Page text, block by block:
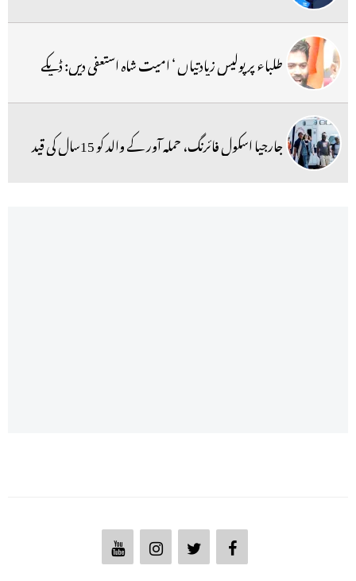
طلباء پر پولیس زیادتیاں ‘ امیت شاہ استعفی دیں: ڈپکے
جارجیا اسکول فائرنگ، حملہ آور کے والد کو 15سال کی قید